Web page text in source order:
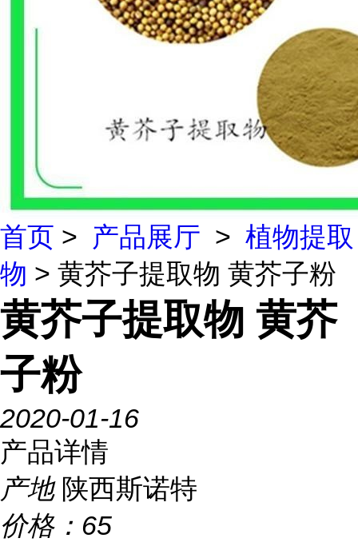
首页 > 产品展厅 > 植物提取
物 > 黄芥子提取物 黄芥子粉
黄芥子提取物 黄芥
子粉
2020-01-16
产品详情
产地 陕西斯诺特
价格： 65